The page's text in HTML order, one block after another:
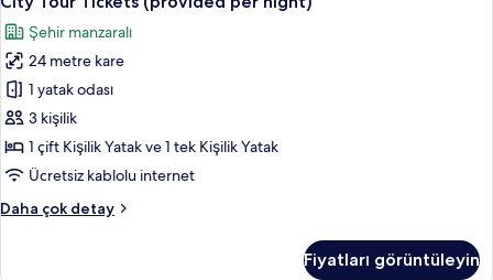
fazla
detay
PKG]
Standard
Family
Twin
-
3
Yellow
City
Şehir manzaralı
24 metre kare
1 yatak odası
3 kişilik
1 çift Kişilik Yatak ve 1 tek Kişilik Yatak
Ücretsiz kablolu internet
Daha çok detay
[City
Fiyatları görüntüleyin